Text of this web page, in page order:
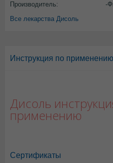
Производитель:
-
Все лекарства Дисоль
Инструкция по применению
Дисоль
применению
Сертификаты